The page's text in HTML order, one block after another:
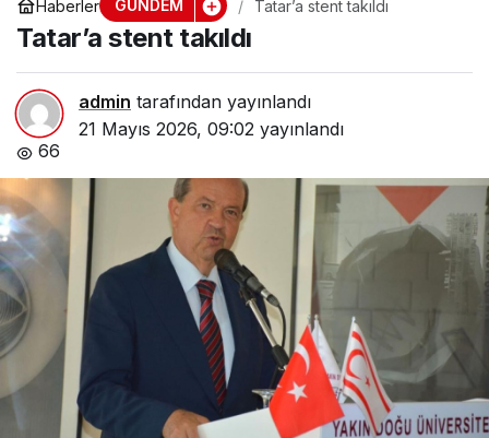
Haberler GÜNDEM Tatar’a stent takıldı
Tatar’a stent takıldı
admin tarafından yayınlandı
21 Mayıs 2026, 09:02 yayınlandı
66